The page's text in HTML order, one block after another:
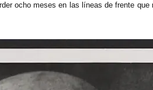
ocho meses en las líneas de frente